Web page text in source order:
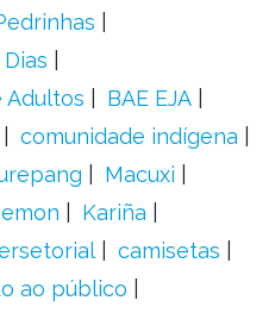
Adultos
BAE EJA
comunidade indígena
Macuxi
Kariña
camisetas
ao público